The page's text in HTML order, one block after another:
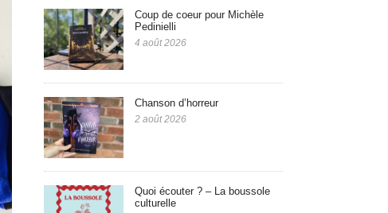
Coup de coeur pour Michèle
Pedinielli
4 août 2026
Chanson d’horreur
2 août 2026
Quoi écouter ? – La boussole
culturelle